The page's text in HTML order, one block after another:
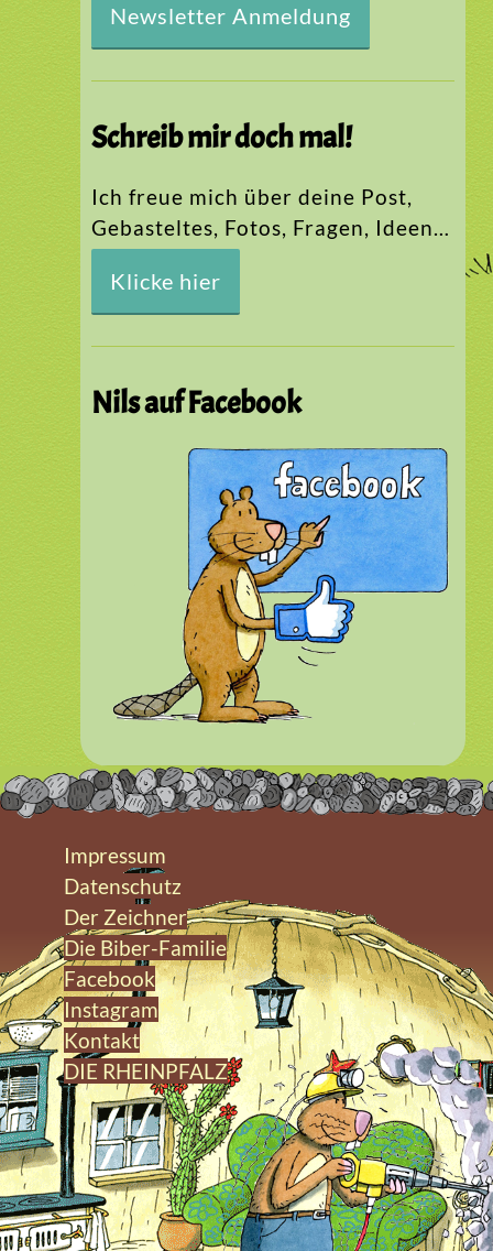
Newsletter Anmeldung
Schreib mir doch mal!
Ich freue mich über deine Post,
Gebasteltes, Fotos, Fragen, Ideen…
Klicke hier
Nils auf Facebook
Impressum
Datenschutz
Der Zeichner
Die Biber-Familie
Facebook
Instagram
Kontakt
DIE RHEINPFALZ